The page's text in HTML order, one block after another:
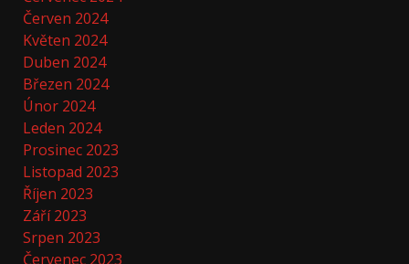
Červen 2024
Květen 2024
Duben 2024
Březen 2024
Únor 2024
Leden 2024
Prosinec 2023
Listopad 2023
Říjen 2023
Září 2023
Srpen 2023
Červenec 2023